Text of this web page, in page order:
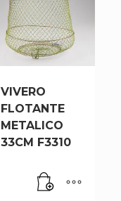
VIVERO
FLOTANTE
METALICO
33CM F3310